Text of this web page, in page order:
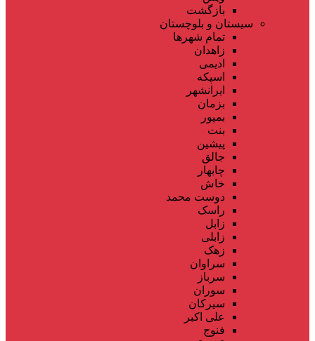
بازگشت
سیستان و بلوچستان
تمام شهر‌ها
زاهدان
ادیمی
اسپکه
ایرانشهر
بزمان
بمپور
بنت
پیشین
جالق
چابهار
خاش
دوست محمد
راسک
زابل
زابلی
زهک
سراوان
سرباز
سوران
سیرکان
علی اکبر
فنوج